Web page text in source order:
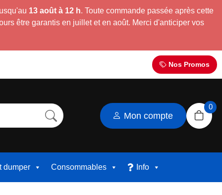
13 août à 12 h. Toute commande passée après cette
être garantis en juillet et en août. Merci d'anticiper vos
Nos Promos
Mon compte
0
dumper Consommables Info